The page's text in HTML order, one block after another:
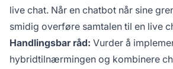
live chat. Når en chatbot når sine
smidig overføre samtalen til en live
Handlingsbar råd: Vurder å
hybridtilnærmingen og kombinere